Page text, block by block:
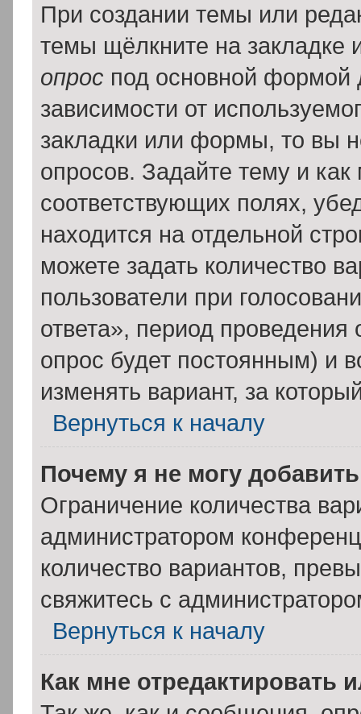
При создании темы или
темы щёлкните на
опрос под основной формой
зависимости от
закладки или формы, то вы
опросов. Задайте тему и
соответствующих полях,
находится на отдельной
можете задать количество
пользователи при
ответа», период проведения
опрос будет постоянным) и
изменять вариант, за
Вернуться к началу
Почему я не могу
Ограничение количества
администратором
количество вариантов,
свяжитесь с
Вернуться к началу
Как мне отредактировать